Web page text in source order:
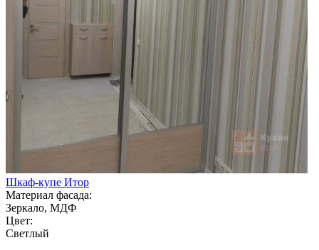
Шкаф-купе Итор
Материал фасада:
Зеркало, МДФ
Цвет:
Светлый